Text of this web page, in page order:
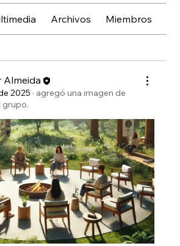
Archivos Miembros
Almeida
2025 · agregó una imagen de
grupo.